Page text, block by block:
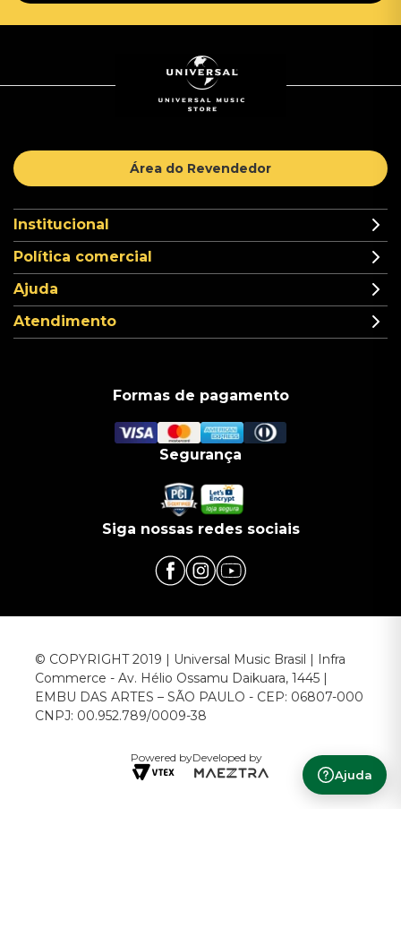
Ajuda
Área do Revendedor
Institucional
Política comercial
Ajuda
Atendimento
Formas de pagamento
Segurança
Siga nossas redes sociais
© COPYRIGHT 2019 | Universal Music Brasil | Infra
Commerce - Av. Hélio Ossamu Daikuara, 1445 |
EMBU DAS ARTES – SÃO PAULO - CEP: 06807-000
CNPJ: 00.952.789/0009-38
Powered byDeveloped by